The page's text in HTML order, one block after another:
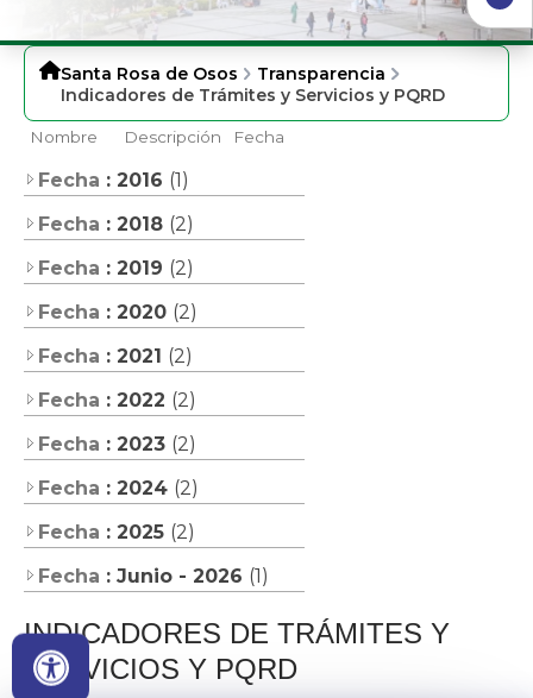
Santa Rosa de Osos
Transparencia
Indicadores de Trámites y Servicios y PQRD
Nombre Descripción Fecha
Fecha : 2016 (1)
Fecha : 2018 (2)
Fecha : 2019 (2)
Fecha : 2020 (2)
Fecha : 2021 (2)
Fecha : 2022 (2)
Fecha : 2023 (2)
Fecha : 2024 (2)
Fecha : 2025 (2)
Fecha : Junio - 2026 (1)
INDICADORES DE TRÁMITES Y
SERVICIOS Y PQRD